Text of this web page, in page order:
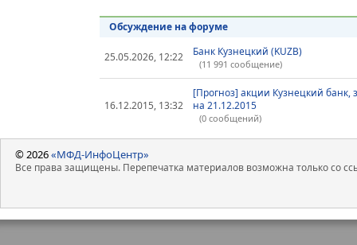
Обсуждение на форуме
25.05.2026, 12:22 Банк Кузнецкий (KUZB)
(11 991 сообщение)
16.12.2015, 13:32
[Прогноз] акции Кузнецкий банк,
на 21.12.2015
(0 сообщений)
© 2026«МФД-ИнфоЦентр»
Все права защищены. Перепечатка материалов возможна только со